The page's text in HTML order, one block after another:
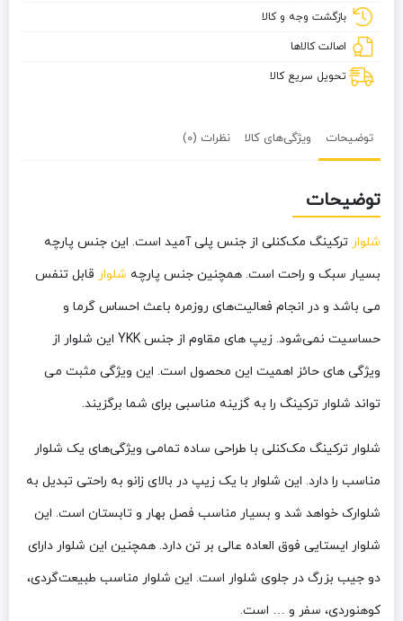
بازگشت وجه و کالا
اصالت کالاها
تحویل سریع کالا
توضیحات ویژگی‌های کالا نظرات (0)
توضیحات
شلوار ترکینگ مک‌کنلی از جنس پلی آمید است. این جنس پارچه
بسیار سبک و راحت است. همچنین جنس پارچه شلوار قابل تنفس
می باشد و در انجام فعالیت‌های روزمره باعث احساس گرما و
حساسیت نمی‌شود. زیپ های مقاوم از جنس YKK این شلوار از
ویژگی های حائز اهمیت این محصول است. این ویژگی مثبت می
تواند شلوار ترکینگ را به گزینه مناسبی برای شما برگزیند.
شلوار ترکینگ مک‌کنلی با طراحی ساده تمامی ویژگی‌های یک شلوار
مناسب را دارد. این شلوار با یک زیپ در بالای زانو به راحتی تبدیل به
شلوارک خواهد شد و بسیار مناسب فصل بهار و تابستان است. این
شلوار ایستایی فوق العاده عالی بر تن دارد. همچنین این شلوار دارای
دو جیب بزرگ در جلوی شلوار است. این شلوار مناسب طبیعت‌گردی،
کوهنوردی، سفر و … است.